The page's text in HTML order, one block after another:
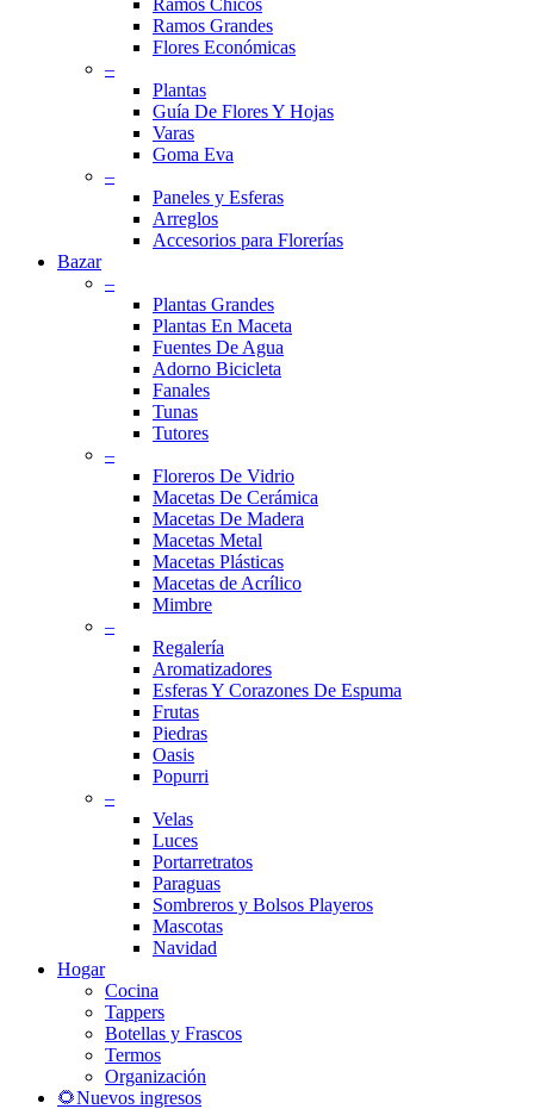
Ramos Chicos
Ramos Grandes
Flores Económicas
–
Plantas
Guía De Flores Y Hojas
Varas
Goma Eva
–
Paneles y Esferas
Arreglos
Accesorios para Florerías
Bazar
–
Plantas Grandes
Plantas En Maceta
Fuentes De Agua
Adorno Bicicleta
Fanales
Tunas
Tutores
–
Floreros De Vidrio
Macetas De Cerámica
Macetas De Madera
Macetas Metal
Macetas Plásticas
Macetas de Acrílico
Mimbre
–
Regalería
Aromatizadores
Esferas Y Corazones De Espuma
Frutas
Piedras
Oasis
Popurri
–
Velas
Luces
Portarretratos
Paraguas
Sombreros y Bolsos Playeros
Mascotas
Navidad
Hogar
Cocina
Tappers
Botellas y Frascos
Termos
Organización
🌻Nuevos ingresos